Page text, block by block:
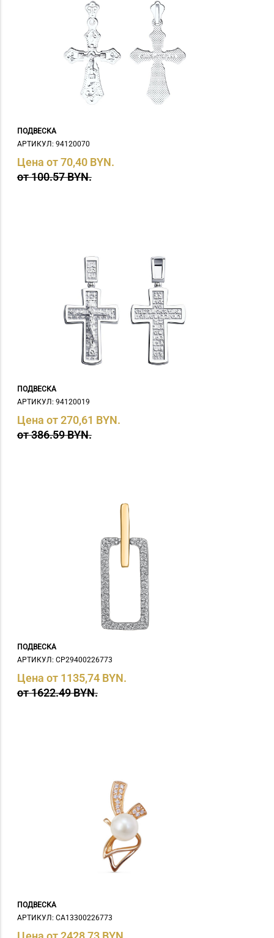
ПОДВЕСКА
АРТИКУЛ: 94120070
Цена от 70,40 BYN.
от 100.57 BYN.
ПОДВЕСКА
АРТИКУЛ: 94120019
Цена от 270,61 BYN.
от 386.59 BYN.
ПОДВЕСКА
АРТИКУЛ: СP29400226773
Цена от 1135,74 BYN.
от 1622.49 BYN.
ПОДВЕСКА
АРТИКУЛ: СA13300226773